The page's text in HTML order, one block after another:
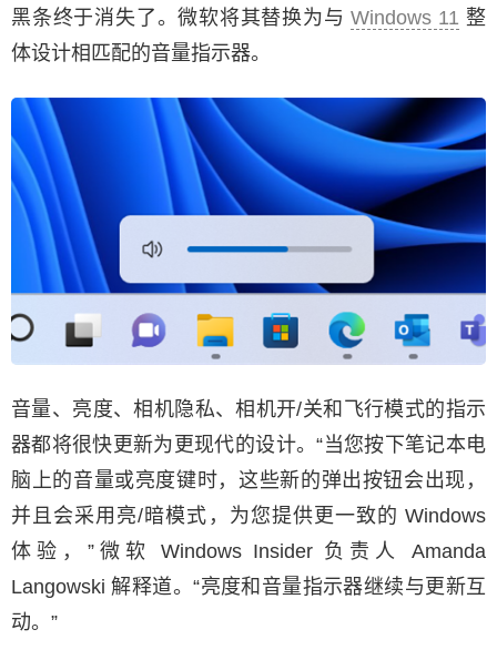
黑条终于消失了。微软将其替换为与Windows 11 整
体设计相匹配的音量指示器。
音量、亮度、相机隐私、相机开/关和飞行模式的指示
器都将很快更新为更现代的设计。“当您按下笔记本电
脑上的音量或亮度键时，这些新的弹出按钮会出现，
并且会采用亮/暗模式，为您提供更一致的 Windows
体验，”微软 Windows Insider 负责人 Amanda
Langowski 解释道。“亮度和音量指示器继续与更新互
动。”